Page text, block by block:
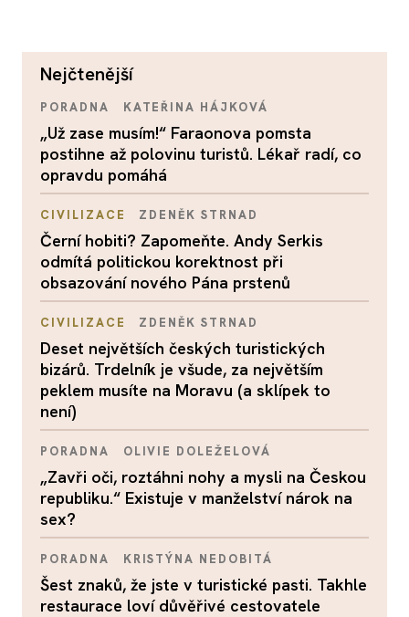
nejčtenější
PORADNA KATEŘINA HÁJKOVÁ
„Už zase musím!“ Faraonova pomsta
postihne až polovinu turistů. Lékař radí, co
opravdu pomáhá
CIVILIZACE ZDENĚK STRNAD
Černí hobiti? Zapomeňte. Andy Serkis
odmítá politickou korektnost při
obsazování nového Pána prstenů
CIVILIZACE ZDENĚK STRNAD
Deset největších českých turistických
bizárů. Trdelník je všude, za největším
peklem musíte na Moravu (a sklípek to
není)
PORADNA OLIVIE DOLEŽELOVÁ
„Zavři oči, roztáhni nohy a mysli na Českou
republiku.“ Existuje v manželství nárok na
sex?
PORADNA KRISTÝNA NEDOBITÁ
Šest znaků, že jste v turistické pasti. Takhle
restaurace loví důvěřivé cestovatele